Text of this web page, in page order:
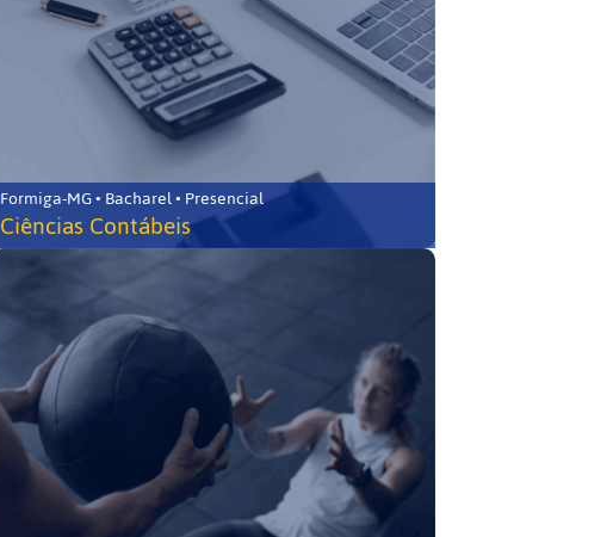
Formiga-MG • Bacharel • Presencial
Ciências Contábeis